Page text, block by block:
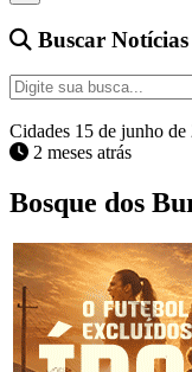
Buscar Notícias
Cidades 15 de junho de
2 meses atrás
Bosque dos